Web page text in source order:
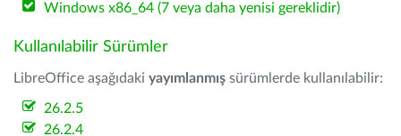
Windows x86_64 (7 veya daha yenisi gereklidir)
Kullanılabilir Sürümler
LibreOffice aşağıdaki yayımlanmış sürümlerde kullanılabilir:
26.2.5
26.2.4